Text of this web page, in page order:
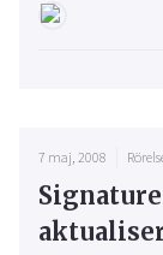
7 maj, 2008